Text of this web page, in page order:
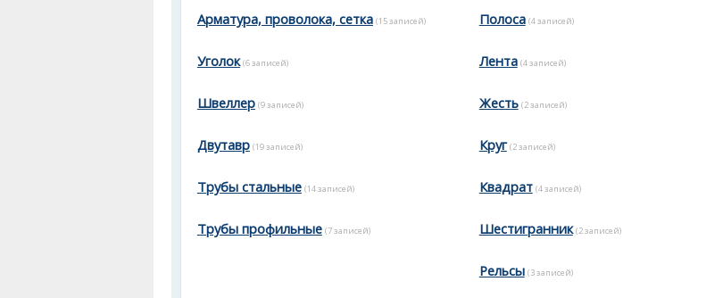
Арматура, проволока, сетка (15 записей)
Уголок (6 записей)
Швеллер (9 записей)
Двутавр (19 записей)
Трубы стальные (14 записей)
Трубы профильные (7 записей)
Полоса (4 записей)
Лента (4 записей)
Жесть (2 записей)
Круг (2 записей)
Квадрат (4 записей)
Шестигранник (2 записей)
Рельсы (3 записей)